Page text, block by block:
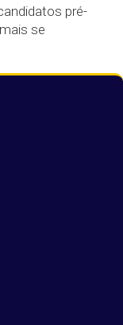
pré-
se